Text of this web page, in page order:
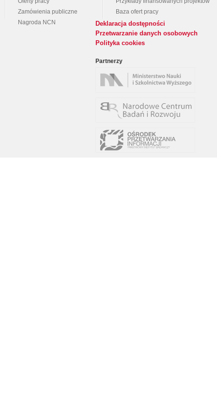
Zamówienia publiczne
Nagroda NCN
Baza ofert pracy
Deklaracja dostępności
Przetwarzanie danych osobowych
Polityka cookies
Partnerzy